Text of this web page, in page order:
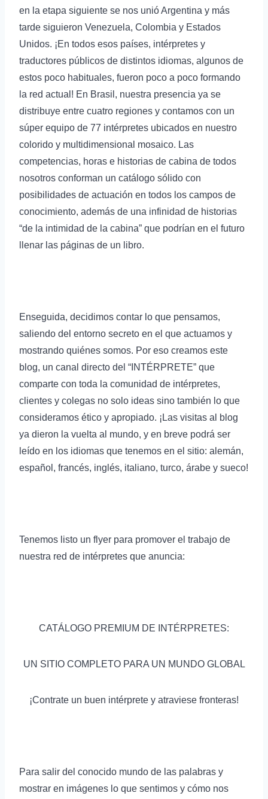
en la etapa siguiente se nos unió Argentina y más
tarde siguieron Venezuela, Colombia y Estados
Unidos. ¡En todos esos países, intérpretes y
traductores públicos de distintos idiomas, algunos de
estos poco habituales, fueron poco a poco formando
la red actual! En Brasil, nuestra presencia ya se
distribuye entre cuatro regiones y contamos con un
súper equipo de 77 intérpretes ubicados en nuestro
colorido y multidimensional mosaico. Las
competencias, horas e historias de cabina de todos
nosotros conforman un catálogo sólido con
posibilidades de actuación en todos los campos de
conocimiento, además de una infinidad de historias
“de la intimidad de la cabina” que podrían en el futuro
llenar las páginas de un libro.
Enseguida, decidimos contar lo que pensamos,
saliendo del entorno secreto en el que actuamos y
mostrando quiénes somos. Por eso creamos este
blog, un canal directo del “INTÉRPRETE” que
comparte con toda la comunidad de intérpretes,
clientes y colegas no solo ideas sino también lo que
consideramos ético y apropiado. ¡Las visitas al blog
ya dieron la vuelta al mundo, y en breve podrá ser
leído en los idiomas que tenemos en el sitio: alemán,
español, francés, inglés, italiano, turco, árabe y sueco!
Tenemos listo un flyer para promover el trabajo de
nuestra red de intérpretes que anuncia:
CATÁLOGO PREMIUM DE INTÉRPRETES:
UN SITIO COMPLETO PARA UN MUNDO GLOBAL
¡Contrate un buen intérprete y atraviese fronteras!
Para salir del conocido mundo de las palabras y
mostrar en imágenes lo que sentimos y cómo nos